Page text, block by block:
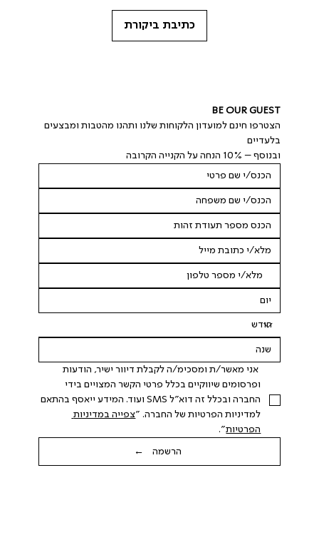
כתיבת ביקורת
BE OUR GUEST
הצטרפו חינם למועדון הלקוחות שלנו ותהנו מהטבות ומבצעים
בלעדיים
ובנוסף – 10% הנחה על הקנייה הקרובה
אני מאשר/ת ומסכימ/ה לקבלת דיוור ישיר, הודעות
החברה ובכלל זה דוא"ל SMS ועוד. המידע ייאסף בהתאם
למדיניות הפרטיות של החברה. "
צפייה במדיניות
הפרטיות".
הרשמה ←